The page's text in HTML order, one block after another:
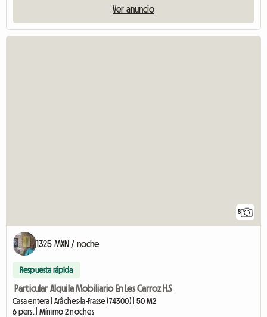
Ver anuncio
8
1325 MXN / noche
Respuesta rápida
Particular Alquila Mobiliario En Les Carroz H.S
Casa entera | Arâches-la-Frasse (74300) | 50 M2
6 pers. | Mínimo 2 noches